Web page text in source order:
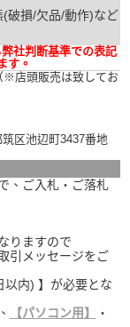
破損/欠品/動作)など
社判断基準での表記
す。
店頭販売は致してお
区池辺町3437番地
、ご入札・ご落札
りますので
引メッセージをご
以内) 】が必要とな
【パソコン用】
・